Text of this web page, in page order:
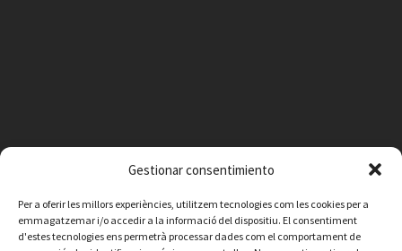
Gestionar consentimiento
Per a oferir les millors experiències, utilitzem tecnologies com les cookies per a
emmagatzemar i/o accedir a la informació del dispositiu. El consentiment
d'estes tecnologies ens permetrà processar dades com el comportament de